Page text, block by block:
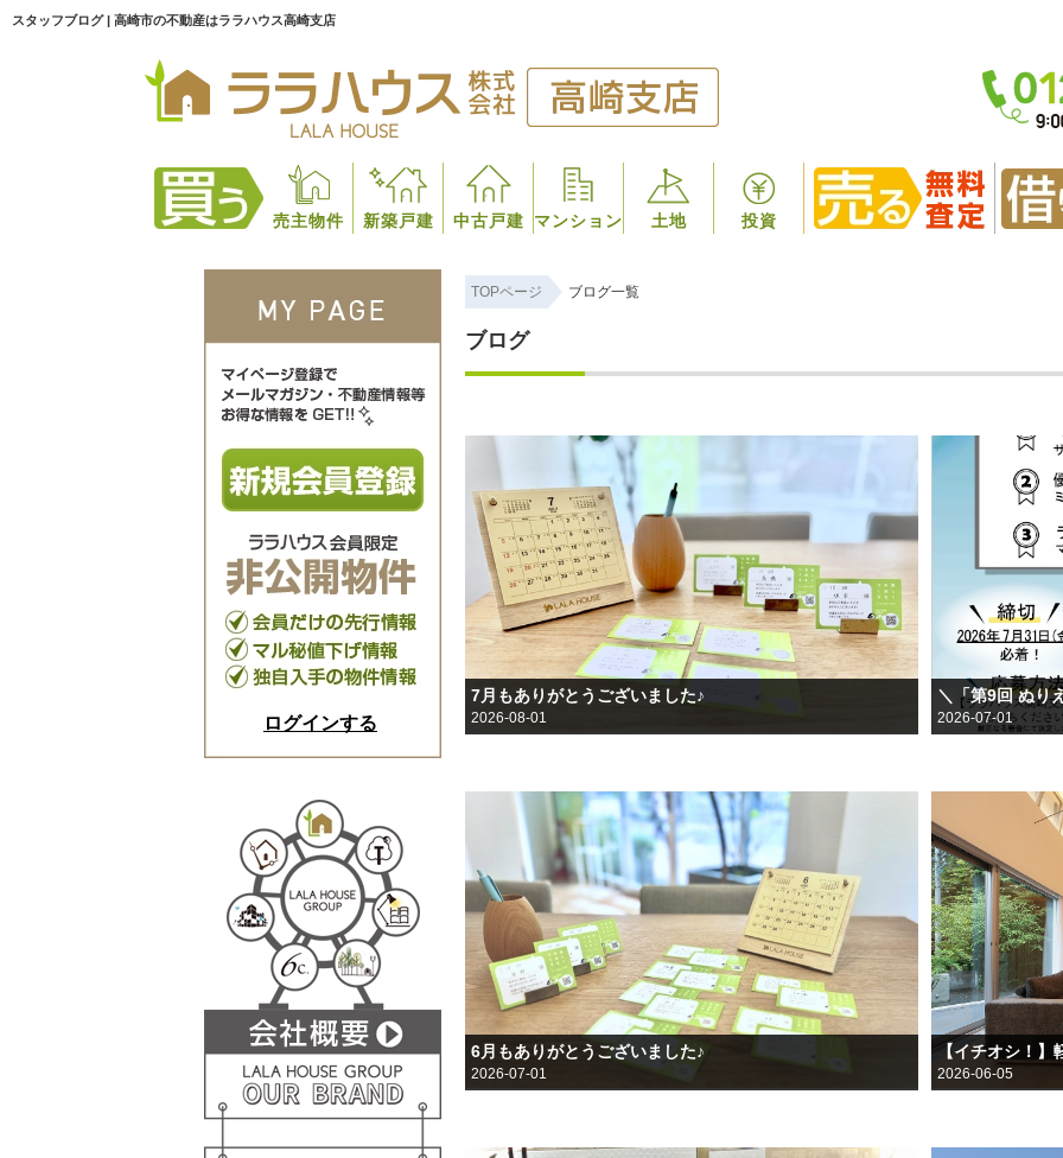
スタッフブログ | 高崎市の不動産はララハウス高崎支店
売主物件 新築戸建 中古戸建 マンション 土地 投資
TOPページ ブログ一覧
ブログ
7月もありがとうございました♪
2026-08-01
＼「第9回 ぬり
2026-07-01
6月もありがとうございました♪
2026-07-01
【イチオシ！
2026-06-05
ログインする